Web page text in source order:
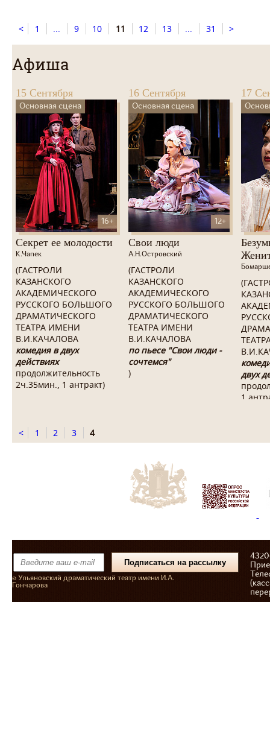
< 1 ... 9 10 11 12 13 ... 31 >
Афиша
15 Сентября
Основная сцена
16+
Секрет ее молодости
К.Чапек
(ГАСТРОЛИ
КАЗАНСКОГО
АКАДЕМИЧЕСКОГО
РУССКОГО БОЛЬШОГО
ДРАМАТИЧЕСКОГО
ТЕАТРА ИМЕНИ
В.И.КАЧАЛОВА
комедия в двух
действиях
продолжительность
2ч.35мин., 1 антракт)
16 Сентября
Основная сцена
12+
Свои люди
А.Н.Островский
(ГАСТРОЛИ
КАЗАНСКОГО
АКАДЕМИЧЕСКОГО
РУССКОГО БОЛЬШОГО
ДРАМАТИЧЕСКОГО
ТЕАТРА ИМЕНИ
В.И.КАЧАЛОВА
по пьесе "Свои люди -
сочтемся"
)
17
двух
1
< 1 2 3 4
© Ульяновский драматический театр имени И.А.
Гончарова